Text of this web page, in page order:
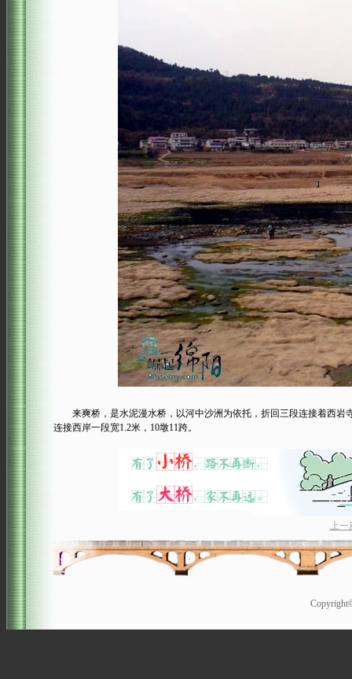
来爽桥，是水泥漫水桥，以河中沙洲为依托，折回三段连接着西岩
连接西岸一段宽1.2米，10墩11跨。
上一